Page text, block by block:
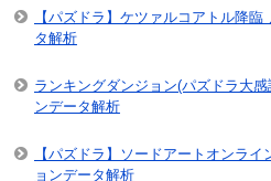
【パズドラ】ケツァルコアトル降
タ解析
ランキングダンジョン(パズドラ大
ンデータ解析
【パズドラ】ソードアートオンラ
ョンデータ解析